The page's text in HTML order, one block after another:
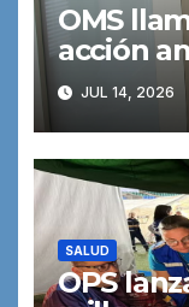
OMS
acción
que el
casos
de aquí
JUL 14, 2026
SALUD
OPS